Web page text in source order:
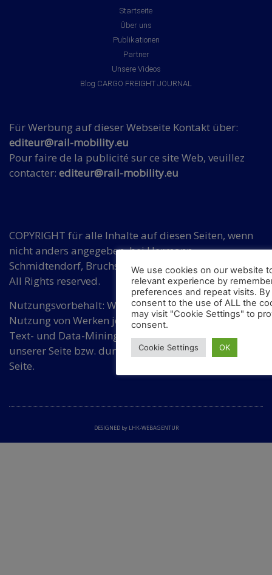
Startseite
Über uns
Publikationen
Partner
Unsere Videos
Blog CARGO FREIGHT JOURNAL
Für Werbung auf dieser Webseite Kontakt über:
editeur@rail-mobility.eu
Pour faire de la publicité sur ce site Web, veuillez
contacter: editeur@rail-mobility.eu
COPYRIGHT für alle Inhalte auf diesen Seiten, wenn
nicht anders angegeben, bei Hermann
Schmidtendorf, Bruchsaler Str. 3, DE 10715 Berlin.
All Rights reserved.
Nutzungsvorbehalt: Wir widersprechen einer
Nutzung von Werken jeder Art auf dieser Seite für
Text- und Data-Mining ohne Zustimmung von
unserer Seite bzw. durch eine dafür bevollmächtigte
Seite.
DESIGNED by LHK-WEBAGENTUR
We use cookies on our website
relevant experience by
preferences and repeat visits. By
consent to the use of ALL the
may visit "Cookie Settings" to
consent.
Cookie Settings OK